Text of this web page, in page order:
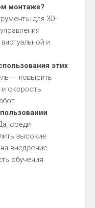
монтаже?
для 3D-
и
этих
— повысить
скорость
среди
высокие
внедрение
обучения